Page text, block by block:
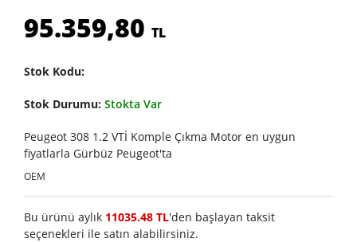
95.359,80 TL
Stok Kodu:
Stok Durumu: Stokta Var
Peugeot 308 1.2 VTİ Komple Çıkma Motor en uygun
fiyatlarla Gürbüz Peugeot'ta
OEM
Bu ürünü aylık 11035.48 TL'den başlayan taksit
seçenekleri ile satın alabilirsiniz.